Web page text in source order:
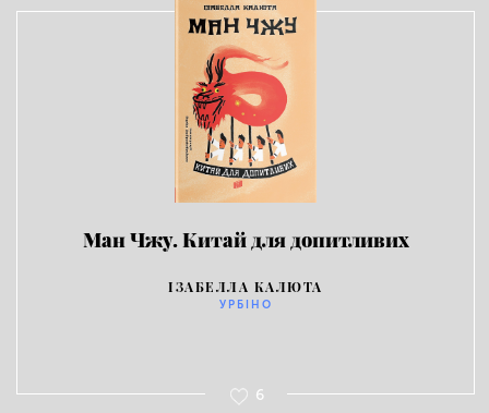
Ман Чжу. Китай для допитливих
ІЗАБЕЛЛА КАЛЮТА
УРБІНО
6